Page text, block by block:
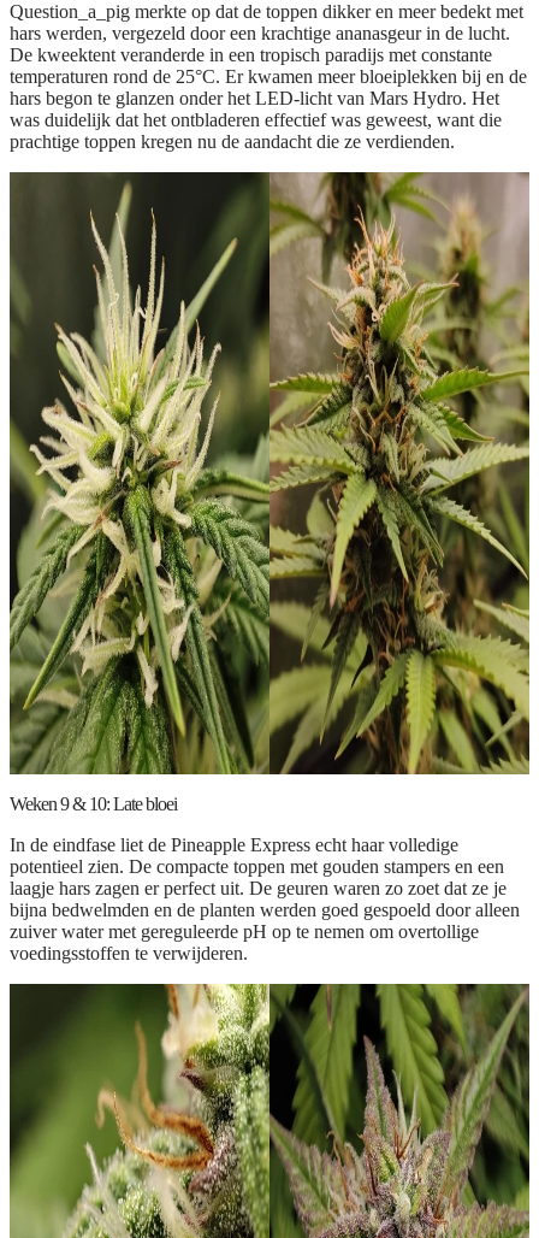
Question_a_pig merkte op dat de toppen dikker en meer bedekt met
hars werden, vergezeld door een krachtige ananasgeur in de lucht.
De kweektent veranderde in een tropisch paradijs met constante
temperaturen rond de 25°C. Er kwamen meer bloeiplekken bij en de
hars begon te glanzen onder het LED-licht van Mars Hydro. Het
was duidelijk dat het ontbladeren effectief was geweest, want die
prachtige toppen kregen nu de aandacht die ze verdienden.
Weken 9 & 10: Late bloei
In de eindfase liet de Pineapple Express echt haar volledige
potentieel zien. De compacte toppen met gouden stampers en een
laagje hars zagen er perfect uit. De geuren waren zo zoet dat ze je
bijna bedwelmden en de planten werden goed gespoeld door alleen
zuiver water met gereguleerde pH op te nemen om overtollige
voedingsstoffen te verwijderen.